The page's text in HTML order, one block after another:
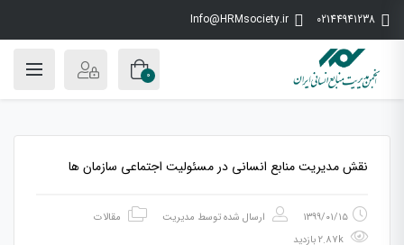
02144941238
Info@HRMsociety.ir
0
نقش مدیریت منابع انسانی در مسئولیت اجتماعی سازمان ها
۱۳۹۹/۰۱/۱۵ ارسال شده توسط مدیریت
مقالات